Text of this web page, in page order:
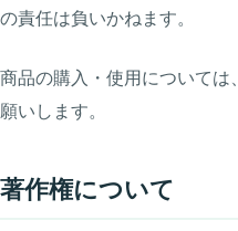
の責任は負いかねます。
商品の購入・使用について
願いします。
著作権について